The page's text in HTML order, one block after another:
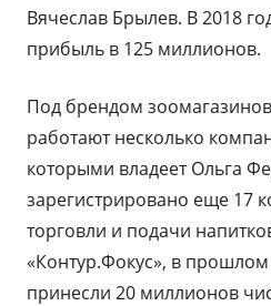
Вячеслав Брылев. В 2018
прибыль в 125 миллионов.
Под брендом
работают несколько
которыми владеет Ольга
зарегистрировано еще 17
торговли и подачи
«Контур.Фокус», в
принесли 20 миллионов